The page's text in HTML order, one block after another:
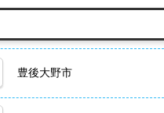
豊後大野市